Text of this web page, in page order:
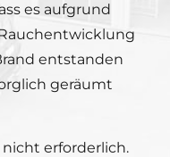
es aufgrund
entstanden
geräumt
nicht erforderlich.